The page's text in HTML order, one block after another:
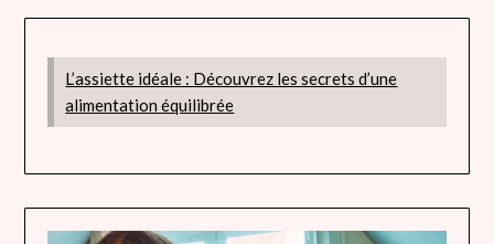
L’assiette idéale : Découvrez les secrets d’une
alimentation équilibrée